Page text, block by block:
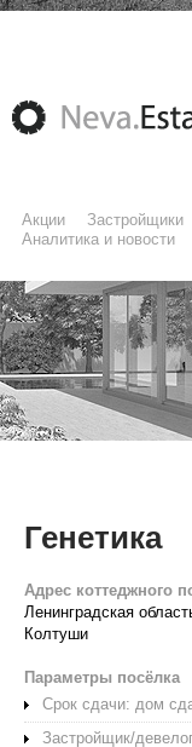
Акции Застройщики
Аналитика и новости
Генетика
Адрес коттеджного
Ленинградская
Колтуши
Параметры посёлка
Срок сдачи: дом
Застройщик/